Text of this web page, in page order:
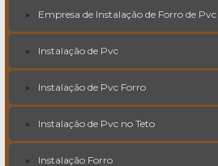
Empresa de Instalação de Forro de Pvc
Instalação de Pvc
Instalação de Pvc Forro
Instalação de Pvc no Teto
Instalação Forro